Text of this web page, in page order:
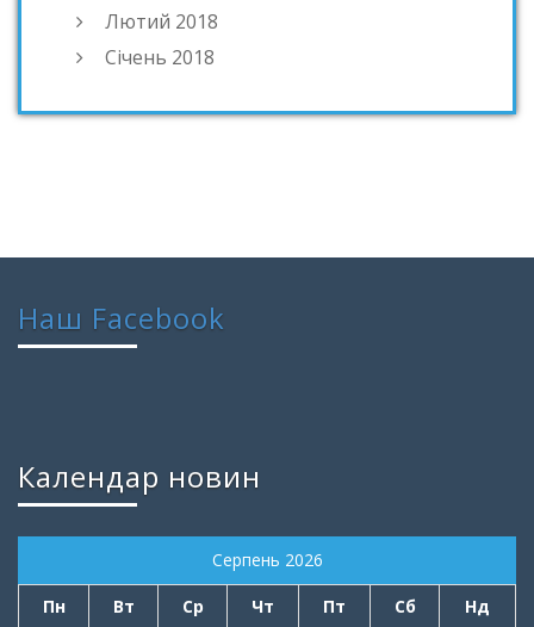
Лютий 2018
Січень 2018
Наш Facebook
Календар новин
Серпень 2026
Пн Вт Ср Чт Пт Сб Нд